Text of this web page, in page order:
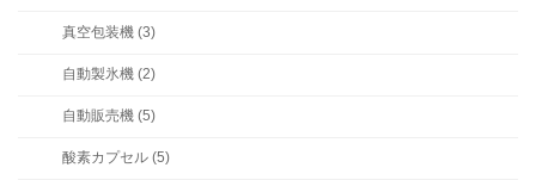
真空包装機 (3)
自動製氷機 (2)
自動販売機 (5)
酸素カプセル (5)